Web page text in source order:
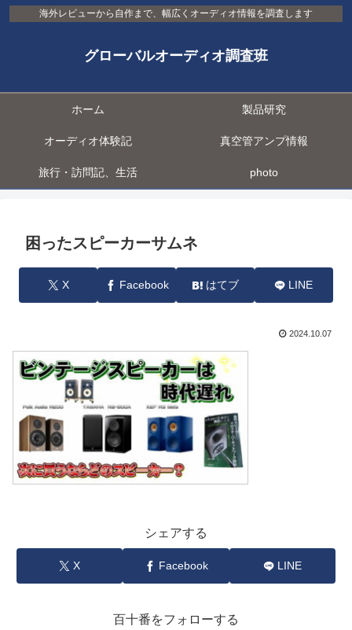
海外レビューから自作まで、幅広くオーディオ情報を調査します
グローバルオーディオ調査班
ホーム 製品研究
オーディオ体験記 真空管アンプ情報
旅行・訪問記、生活 photo
困ったスピーカーサムネ
X Facebook はてブ LINE
2024.10.07
シェアする
X Facebook LINE
百十番をフォローする